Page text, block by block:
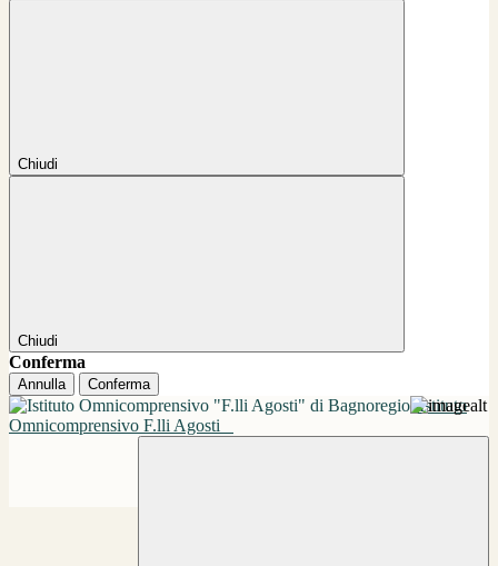
Chiudi
Chiudi
Conferma
Annulla Conferma
Istituto
Omnicomprensivo F.lli Agosti